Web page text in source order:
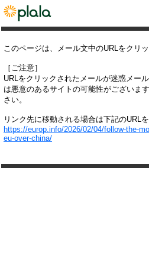
このページは、メール文中のURLをクリ
［ご注意］
URLをクリックされたメールが迷惑メー
は悪意のあるサイトの可能性がございま
さい。
リンク先に移動される場合は下記のURL
https://europ.info/2026/02/04/follow-the-
eu-over-china/